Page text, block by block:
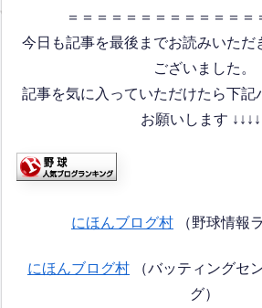
＝＝＝＝＝＝＝＝＝＝＝＝＝
今日も記事を最後までお読みいただ
ございました。
記事を気に入っていただけたら下記
お願いします
にほんブログ村 （野球情報
にほんブログ村 （バッティングセ
グ）